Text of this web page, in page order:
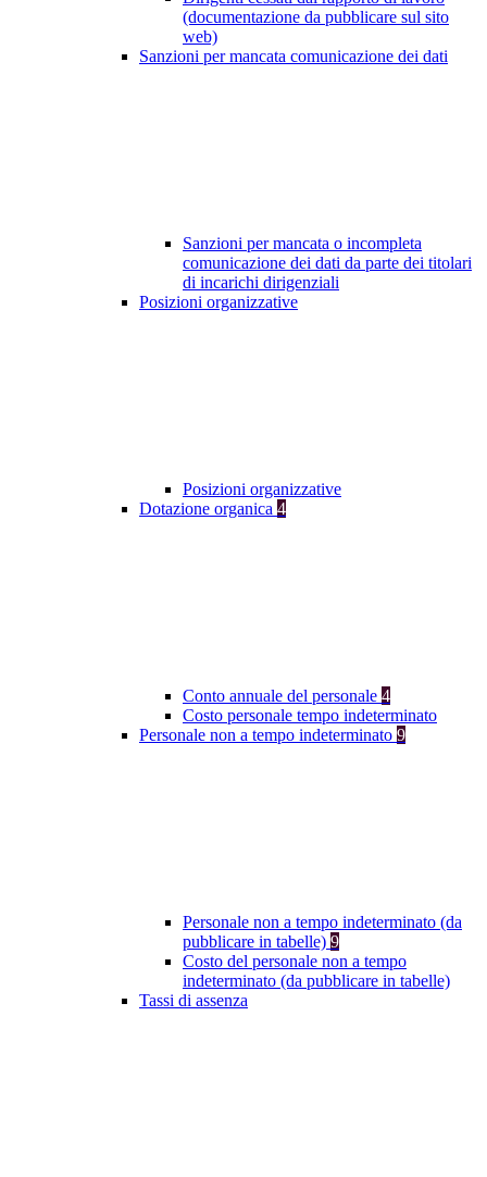
(documentazione da pubblicare sul sito
web)
Sanzioni per mancata comunicazione dei dati
Sanzioni per mancata o incompleta
comunicazione dei dati da parte dei titolari
di incarichi dirigenziali
Posizioni organizzative
Posizioni organizzative
Dotazione organica 4
Conto annuale del personale 4
Costo personale tempo indeterminato
Personale non a tempo indeterminato 9
Personale non a tempo indeterminato (da
pubblicare in tabelle) 9
Costo del personale non a tempo
indeterminato (da pubblicare in tabelle)
Tassi di assenza